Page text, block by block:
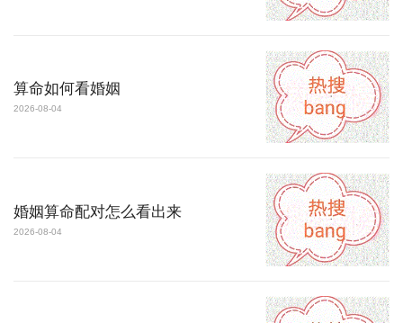
算命如何看婚姻
2026-08-04
婚姻算命配对怎么看出来
2026-08-04